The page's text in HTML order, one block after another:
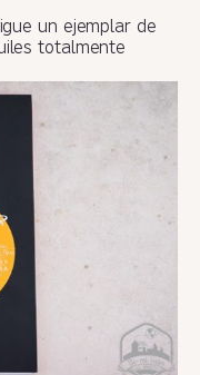
un ejemplar de
totalmente